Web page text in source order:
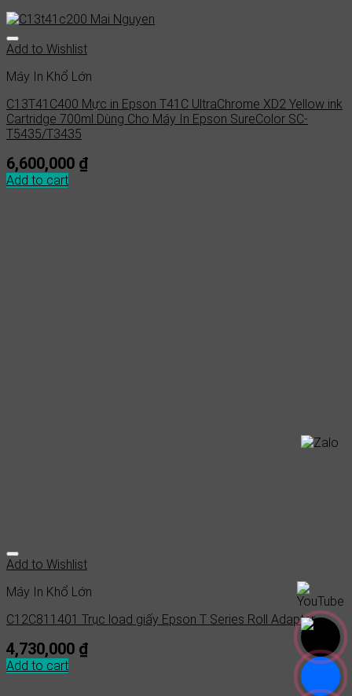
Add to Wishlist
Máy In Khổ Lớn
C13T41C400 Mực in Epson T41C UltraChrome XD2 Yellow ink
Cartridge 700ml Dùng Cho Máy In Epson SureColor SC-
T5435/T3435
6,600,000 ₫
Add to cart
Add to Wishlist
Máy In Khổ Lớn
C12C811401 Trục load giấy Epson T Series Roll Adapter
4,730,000 ₫
Add to cart